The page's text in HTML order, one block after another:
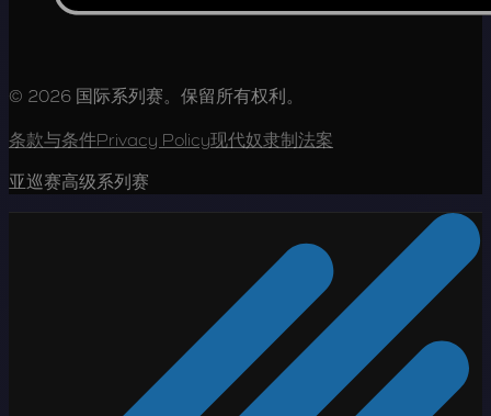
© 2026 国际系列赛。保留所有权利。
条款与条件Privacy Policy现代奴隶制法案
亚巡赛高级系列赛